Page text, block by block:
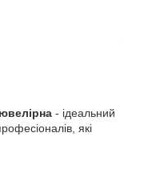
- ідеальний
які